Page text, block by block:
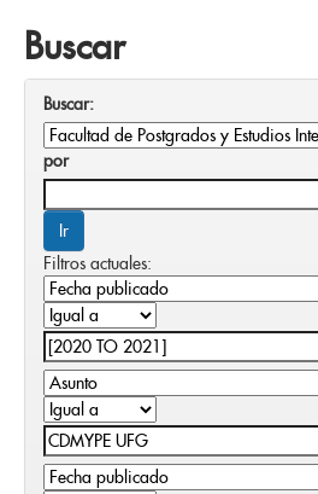
Buscar
Buscar:
por
Filtros actuales: